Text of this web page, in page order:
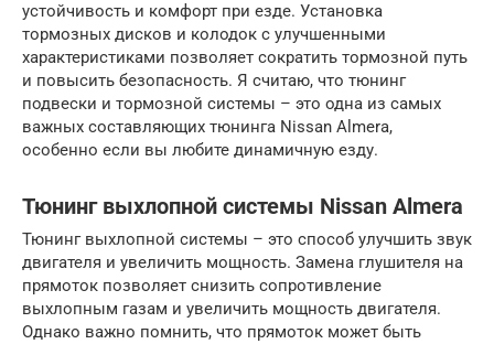
устойчивость и комфорт при езде. Установка
тормозных дисков и колодок с улучшенными
характеристиками позволяет сократить тормозной путь
и повысить безопасность. Я считаю, что тюнинг
подвески и тормозной системы – это одна из самых
важных составляющих тюнинга Nissan Almera,
особенно если вы любите динамичную езду.
Тюнинг выхлопной системы Nissan Almera
Тюнинг выхлопной системы – это способ улучшить звук
двигателя и увеличить мощность. Замена глушителя на
прямоток позволяет снизить сопротивление
выхлопным газам и увеличить мощность двигателя.
Однако важно помнить, что прямоток может быть